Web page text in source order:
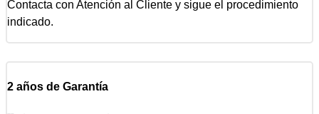
Contacta con Atención al Cliente y sigue el procedimiento
indicado.
2 años de Garantía